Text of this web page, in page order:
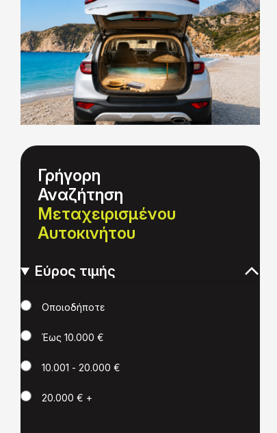
Γρήγορη
Αναζήτηση
Μεταχειρισμένου
Αυτοκινήτου
Εύρος τιμής
ΤιμήΟποιοδήποτε
Έως 10.000 €
10.001 - 20.000 €
20.000 € +